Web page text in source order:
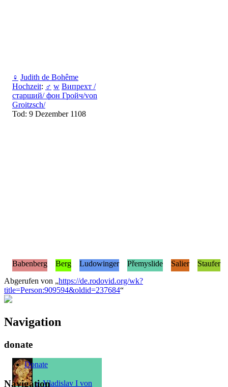
♀ Judith de Bohême
Hochzeit: ♂ w Випрехт /
старший/ фон Гройч/von
Groitzsch/
Tod: 9 Dezember 1108
♂ Vladislav I von
Babenberg Berg Ludowinger Přemyslide Salier
Staufer
Abgerufen von „https://de.rodovid.org/wk?
title=Person:909594&oldid=237684“
Navigation
donate
Donate
Navigation